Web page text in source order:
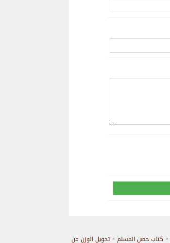
- كتاب حصن المسلم -تحويل الوزن من